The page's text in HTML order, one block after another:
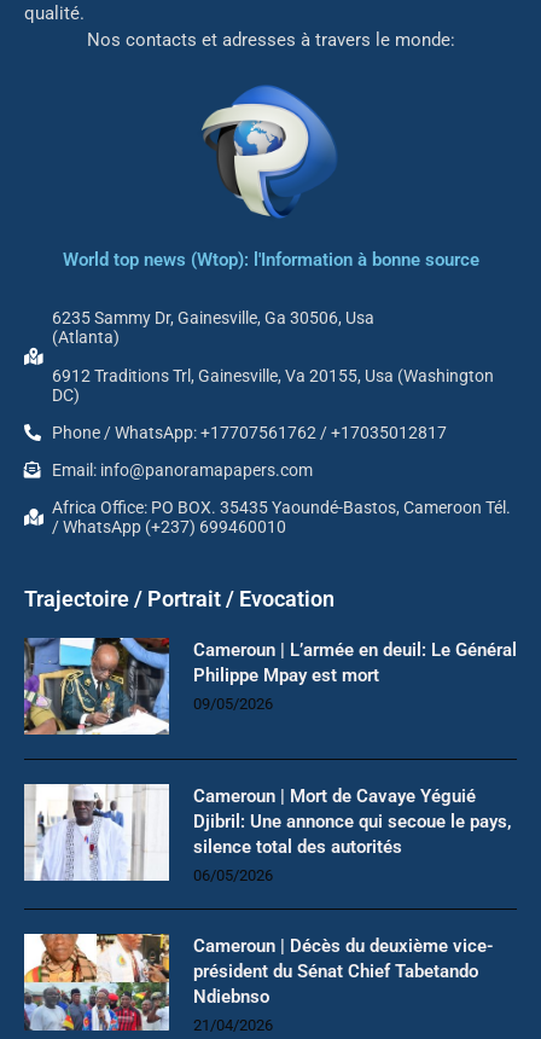
qualité.
Nos contacts et adresses à travers le monde:
World top news (Wtop): l'Information à bonne source
6235 Sammy Dr, Gainesville, Ga 30506, Usa
(Atlanta)
6912 Traditions Trl, Gainesville, Va 20155, Usa (Washington
DC)
Phone / WhatsApp: +17707561762 / +17035012817
Email: info@panoramapapers.com
Africa Office: PO BOX. 35435 Yaoundé-Bastos, Cameroon Tél.
/ WhatsApp (+237) 699460010
Trajectoire / Portrait / Evocation
Cameroun | L’armée en deuil: Le Général
Philippe Mpay est mort
09/05/2026
Cameroun | Mort de Cavaye Yéguié
Djibril: Une annonce qui secoue le pays,
silence total des autorités
06/05/2026
Cameroun | Décès du deuxième vice-
président du Sénat Chief Tabetando
Ndiebnso
21/04/2026